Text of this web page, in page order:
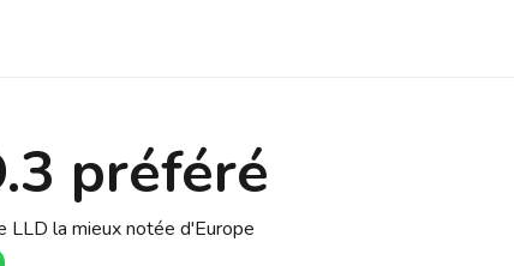
préféré
LLD la mieux notée d'Europe